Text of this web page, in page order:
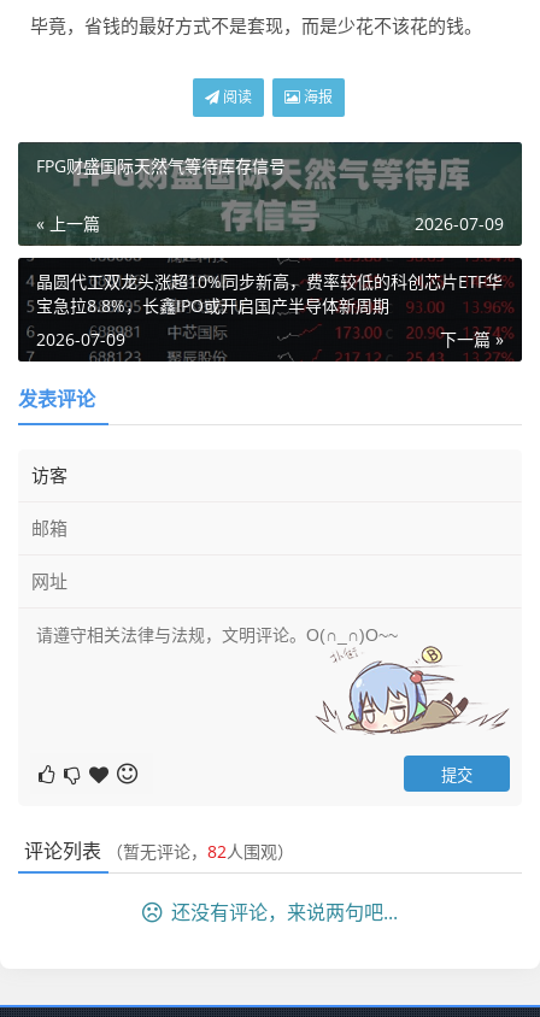
毕竟，省钱的最好方式不是套现，而是少花不该花的钱。
阅读 海报
FPG财盛国际天然气等待库存信号
« 上一篇 2026-07-09
晶圆代工双龙头涨超10%同步新高，费率较低的科创芯片ETF华
宝急拉8.8%，长鑫IPO或开启国产半导体新周期
下一篇 »
2026-07-09
发表评论
评论列表 （暂无评论， 82人围观）
还没有评论，来说两句吧...